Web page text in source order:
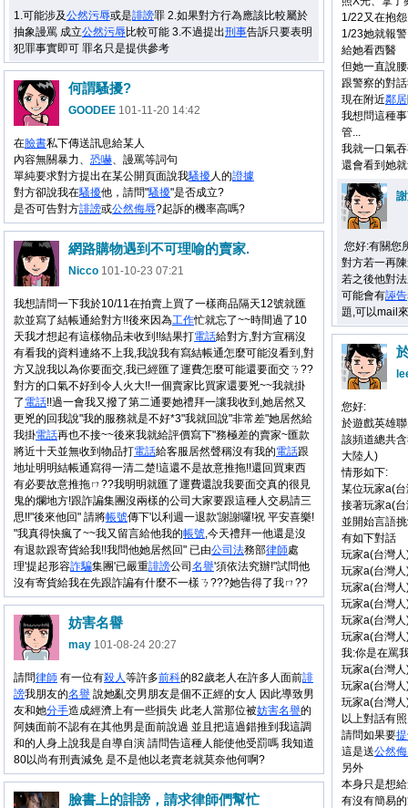
1/22又在抱
1/23她就報
給她看西醫
但她一直說
跟警察的對
現在附近鄰居
我想問這種
管...
我就一口氣
還會看到她
您好:有關您
對方若一再
若之後他對
可能會有誣告
題,可以mail
1.可能涉及公然污辱或是誹謗罪 2.如果對方行為應該比較屬於
抽象謾罵 成立公然污辱比較可能 3.不過提出刑事告訴只要表明
犯罪事實即可 罪名只是提供參考
何謂騷擾?
GOODEE 101-11-20 14:42
在臉書私下傳送訊息給某人
內容無關暴力、 恐嚇、謾罵等詞句
單純要求對方提出在某公開頁面說我騷擾人的證據
對方卻說我在騷擾他，請問"騷擾"是否成立?
是否可告對方誹謗或公然侮辱?起訴的機率高嗎?
網路購物遇到不可理喻的賣家.
Nicco 101-10-23 07:21
我想請問一下我於10/11在拍賣上買了一樣商品隔天12號就匯
款並寫了結帳通給對方!!後來因為工作忙就忘了~~時間過了10
天我才想起有這樣物品未收到!!結果打電話給對方,對方宣稱沒
有看我的資料連絡不上我,我說我有寫結帳通怎麼可能沒看到,對
方又說我以為你要面交,我已經匯了運費怎麼可能還要面交ㄋ??
對方的口氣不好到令人火大!!一個賣家比買家還要兇~~我就掛
了 電話!!過一會我又撥了第二通要她禮拜一讓我收到,她居然又
更兇的回我說"我的服務就是不好*3"我就回說"非常差"她居然給
我掛電話再也不接~~後來我就給評價寫下"務極差的賣家~匯款
將近十天並無收到物品打電話給客服居然聲稱沒有我的電話跟
地址明明結帳通寫得一清二楚!這還不是故意推拖!!還回買東西
有必要故意推拖ㄇ??我明明就匯了運費還說我要面交真的很見
鬼的爛地方!跟詐諞集團沒兩樣的公司大家要跟這種人交易請三
思!!"後來他回" 請將帳號傳下'以利週一退款'謝謝囉!祝 平安喜樂!
"我真得快瘋了~~我又留言給他我的帳號,今天禮拜一他還是沒
有退款跟寄貨給我!!我問他她居然回" 已由公司法務部律師處
理'提起形容詐騙集團'已嚴重誹謗公司 名譽'須依法究辦!"試問他
沒有寄貨給我在先跟詐諞有什麼不一樣ㄋ???她告得了我ㄇ??
您好:
於遊戲英雄
該頻道總共
大陸人)
情形如下:
某位玩家a(
接著玩家a(
並開始言語
有如下對話
玩家a(台灣
玩家a(台灣
玩家a(台灣
玩家a(台灣
玩家a(台灣人
玩家a(台灣
我:你是在罵
玩家a(台灣
玩家a(台灣
玩家a(台灣
以上對話有
請問如果要
這是送公然
另外
本身只是想
有沒有簡易
妨害名譽
may 101-08-24 20:27
請問律師 有一位有殺人等許多前科的82歲老人在許多人面前誹
謗我朋友的名譽 說她亂交男朋友是個不正經的女人 因此導致男
友和她分手造成經濟上有一些損失 此老人當那位被妨害名譽的
阿姨面前不認有在其他男是面前說過 並且把這過錯推到我這調
和的人身上說我是自導自演 請問告這種人能使他受罰嗎 我知道
80以尚有刑責減免 是不是他以老賣老就莫奈他何啊?
臉書上的誹謗，請求律師們幫忙